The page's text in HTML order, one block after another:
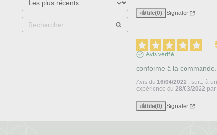
Utile(0) Signaler
Avis vérifié
conforme à la commande.
Avis du 16/04/2022 , suite à
expérience du28/03/2022 par
Utile(0) Signaler